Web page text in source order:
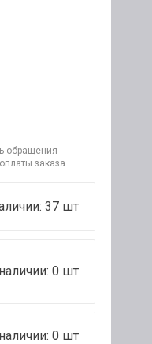
обращения
заказа.
37 шт
0 шт
0 шт